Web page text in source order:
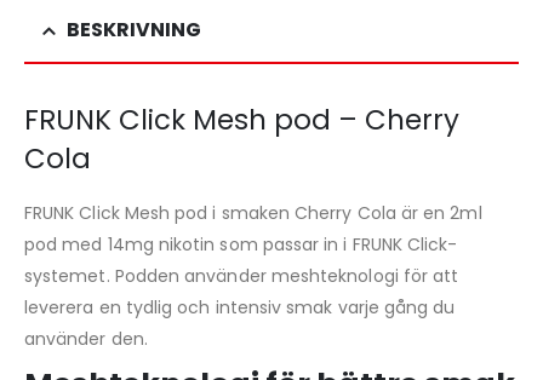
BESKRIVNING
FRUNK Click Mesh pod – Cherry
Cola
FRUNK Click Mesh pod i smaken Cherry Cola är en 2ml
pod med 14mg nikotin som passar in i FRUNK Click-
systemet. Podden använder meshteknologi för att
leverera en tydlig och intensiv smak varje gång du
använder den.